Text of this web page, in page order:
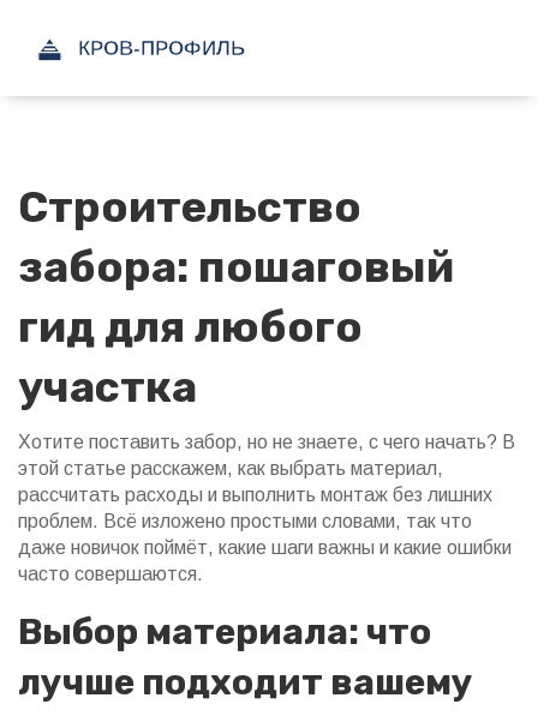
Строительство
забора: пошаговый
гид для любого
участка
Хотите поставить забор, но не знаете, с чего начать? В
этой статье расскажем, как выбрать материал,
рассчитать расходы и выполнить монтаж без лишних
проблем. Всё изложено простыми словами, так что
даже новичок поймёт, какие шаги важны и какие ошибки
часто совершаются.
Выбор материала: что
лучше подходит вашему